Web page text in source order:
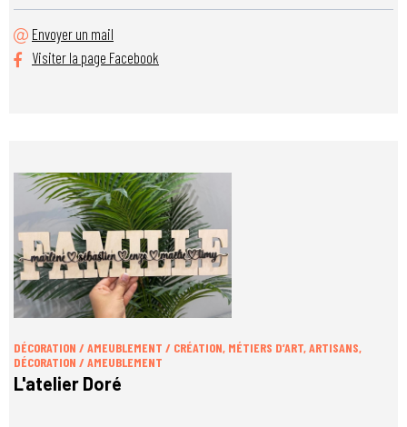
Envoyer un mail
Visiter la page Facebook
DÉCORATION / AMEUBLEMENT / CRÉATION, MÉTIERS D’ART, ARTISANS,
DÉCORATION / AMEUBLEMENT
L'atelier Doré